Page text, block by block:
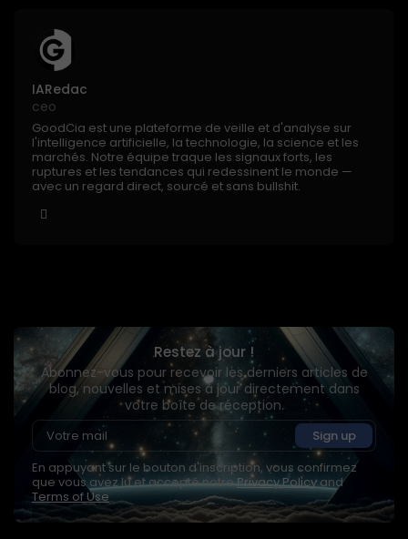
IARedac
ceo
GoodCia est une plateforme de veille et d'analyse sur
l'intelligence artificielle, la technologie, la science et les
marchés. Notre équipe traque les signaux forts, les
ruptures et les tendances qui redessinent le monde —
avec un regard direct, sourcé et sans bullshit.
Restez à jour !
Abonnez-vous pour recevoir les derniers articles de
blog, nouvelles et mises à jour directement dans
votre boîte de réception.
En appuyant sur le bouton d'inscription, vous confirmez
que vous avez lu et accepté notrePrivacy Policyand
Terms of Use